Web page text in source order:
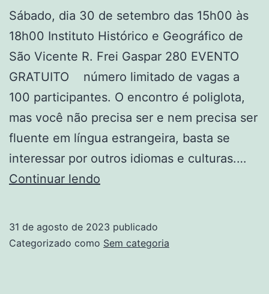
Sábado, dia 30 de setembro das 15h00 às
18h00 Instituto Histórico e Geográfico de
São Vicente R. Frei Gaspar 280 EVENTO
GRATUITO número limitado de vagas a
100 participantes. O encontro é poliglota,
mas você não precisa ser e nem precisa ser
fluente em língua estrangeira, basta se
interessar por outros idiomas e culturas.…
Continuar lendo
Cellula
31 de agosto de 2023 publicado
Categorizado como Sem categoria